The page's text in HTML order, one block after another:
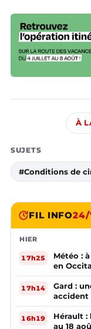
À
SUJETS
#Conditions de
FIL INFO24/
HIER
17h25
Météo :
en
17h14
Gard :
accident
16h19
Hérault :
au 18